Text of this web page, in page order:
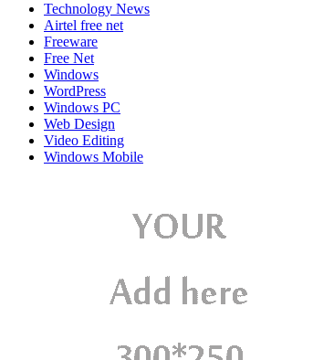
Technology News
Airtel free net
Freeware
Free Net
Windows
WordPress
Windows PC
Web Design
Video Editing
Windows Mobile